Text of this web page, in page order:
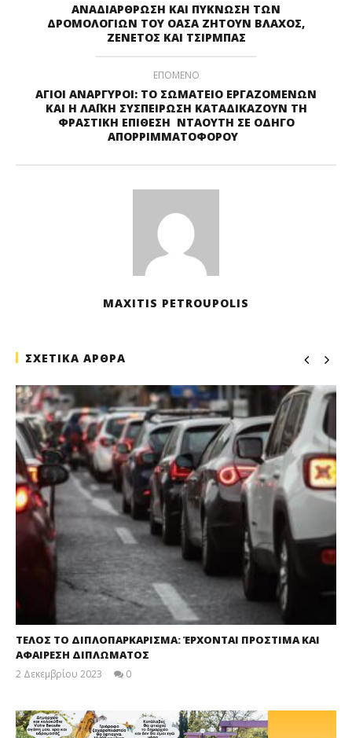
ΑΝΑΔΙΑΡΘΡΩΣΗ ΚΑΙ ΠΥΚΝΩΣΗ ΤΩΝ
ΔΡΟΜΟΛΟΓΙΩΝ ΤΟΥ ΟΑΣΑ ΖΗΤΟΥΝ ΒΛΑΧΟΣ,
ΖΕΝΕΤΟΣ ΚΑΙ ΤΣΙΡΜΠΑΣ
ΕΠΟΜΕΝΟ
ΑΓΙΟΙ ΑΝΑΡΓΥΡΟΙ: ΤΟ ΣΩΜΑΤΕΙΟ ΕΡΓΑΖΟΜΕΝΩΝ
ΚΑΙ Η ΛΑΪΚΗ ΣΥΣΠΕΙΡΩΣΗ ΚΑΤΑΔΙΚΑΖΟΥΝ ΤΗ
ΦΡΑΣΤΙΚΗ ΕΠΙΘΕΣΗ ΝΤΑΟΥΤΗ ΣΕ ΟΔΗΓΟ
ΑΠΟΡΡΙΜΜΑΤΟΦΟΡΟΥ
MAXITIS PETROUPOLIS
ΣΧΕΤΙΚΑ ΑΡΘΡΑ
ΤΕΛΟΣ ΤΟ ΔΙΠΛΟΠΑΡΚΑΡΙΣΜΑ: ΈΡΧΟΝΤΑΙ ΠΡΟΣΤΙΜΑ ΚΑΙ
ΑΦΑΙΡΕΣΗ ΔΙΠΛΩΜΑΤΟΣ
2 Δεκεμβρίου 2023
0